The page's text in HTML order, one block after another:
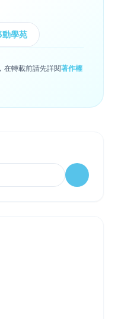
動學苑
在轉載前請先詳閱著作權